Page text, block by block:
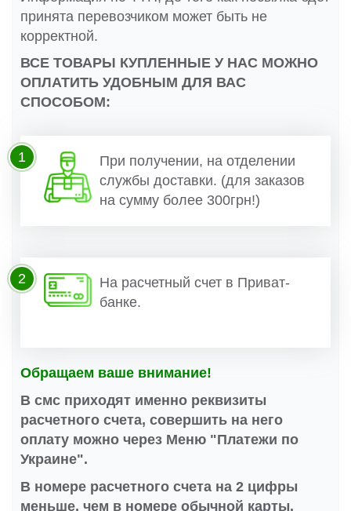
принята перевозчиком может быть не
корректной.
ВСЕ ТОВАРЫ КУПЛЕННЫЕ У НАС МОЖНО
ОПЛАТИТЬ УДОБНЫМ ДЛЯ ВАС
СПОСОБОМ:
При получении, на отделении
службы доставки. (для заказов
на сумму более 300грн!)
1
На расчетный счет в Приват-
банке.
2
Обращаем ваше внимание!
В смс приходят именно реквизиты
расчетного счета, совершить на него
оплату можно через Меню "Платежи по
Украине".
В номере расчетного счета на 2 цифры
меньше, чем в номере обычной карты.